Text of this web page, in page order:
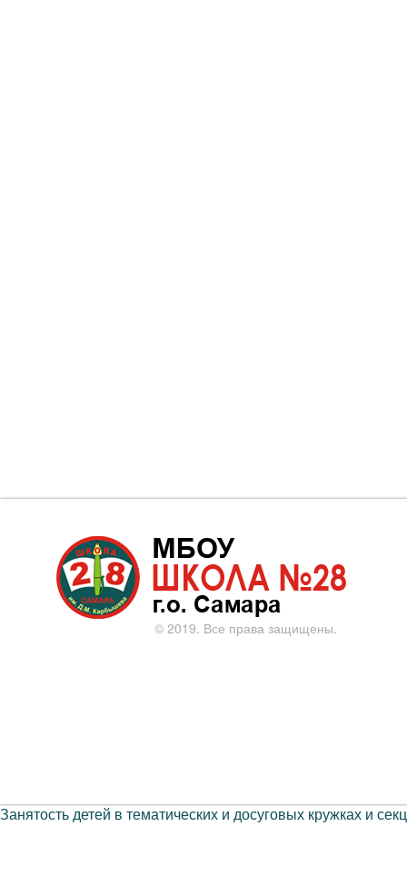
© 2019. Все права защищены.
Занятость детей в тематических и досуговых кружках и